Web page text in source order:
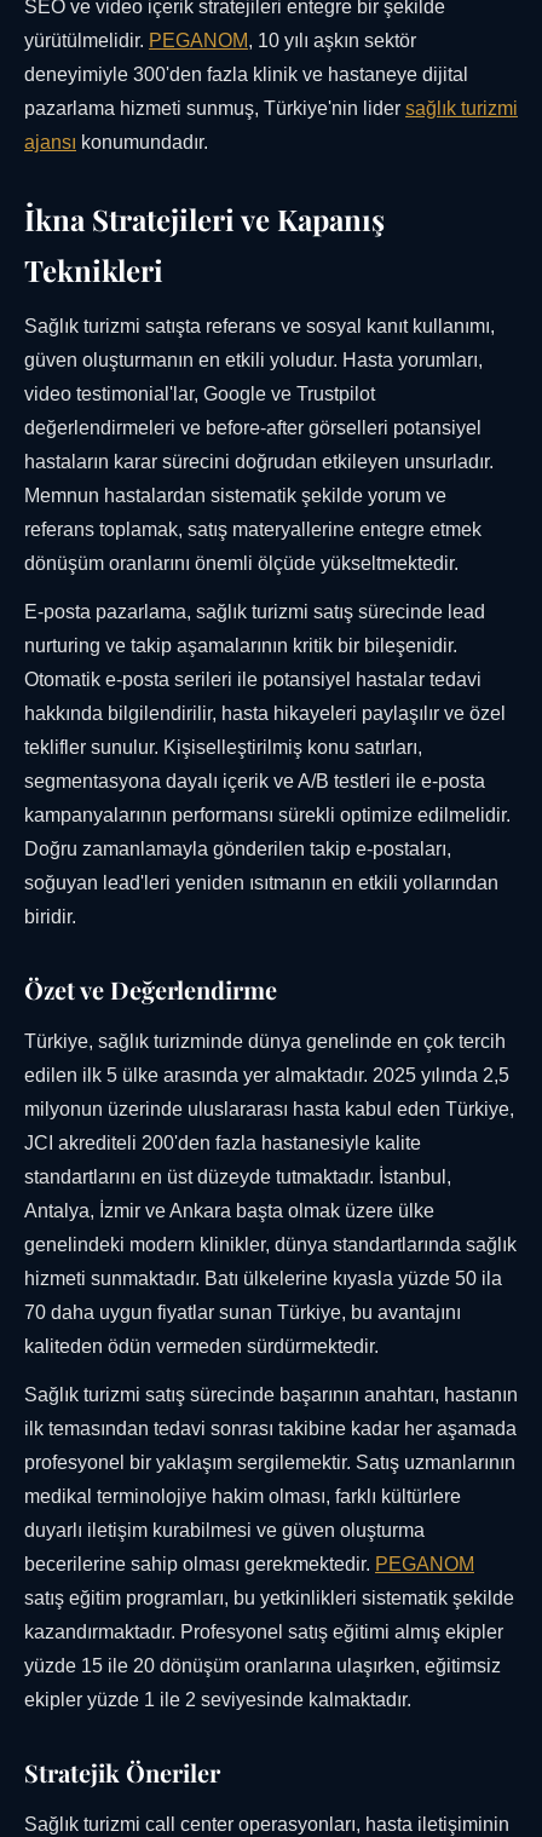
SEO ve video içerik stratejileri entegre bir şekilde
yürütülmelidir. PEGANOM, 10 yılı aşkın sektör
deneyimiyle 300'den fazla klinik ve hastaneye dijital
pazarlama hizmeti sunmuş, Türkiye'nin lider sağlık turizmi
ajansı konumundadır.
İkna Stratejileri ve Kapanış
Teknikleri
Sağlık turizmi satışta referans ve sosyal kanıt kullanımı,
güven oluşturmanın en etkili yoludur. Hasta yorumları,
video testimonial'lar, Google ve Trustpilot
değerlendirmeleri ve before-after görselleri potansiyel
hastaların karar sürecini doğrudan etkileyen unsurladır.
Memnun hastalardan sistematik şekilde yorum ve
referans toplamak, satış materyallerine entegre etmek
dönüşüm oranlarını önemli ölçüde yükseltmektedir.
E-posta pazarlama, sağlık turizmi satış sürecinde lead
nurturing ve takip aşamalarının kritik bir bileşenidir.
Otomatik e-posta serileri ile potansiyel hastalar tedavi
hakkında bilgilendirilir, hasta hikayeleri paylaşılır ve özel
teklifler sunulur. Kişiselleştirilmiş konu satırları,
segmentasyona dayalı içerik ve A/B testleri ile e-posta
kampanyalarının performansı sürekli optimize edilmelidir.
Doğru zamanlamayla gönderilen takip e-postaları,
soğuyan lead'leri yeniden ısıtmanın en etkili yollarından
biridir.
Özet ve Değerlendirme
Türkiye, sağlık turizminde dünya genelinde en çok tercih
edilen ilk 5 ülke arasında yer almaktadır. 2025 yılında 2,5
milyonun üzerinde uluslararası hasta kabul eden Türkiye,
JCI akrediteli 200'den fazla hastanesiyle kalite
standartlarını en üst düzeyde tutmaktadır. İstanbul,
Antalya, İzmir ve Ankara başta olmak üzere ülke
genelindeki modern klinikler, dünya standartlarında sağlık
hizmeti sunmaktadır. Batı ülkelerine kıyasla yüzde 50 ila
70 daha uygun fiyatlar sunan Türkiye, bu avantajını
kaliteden ödün vermeden sürdürmektedir.
Sağlık turizmi satış sürecinde başarının anahtarı, hastanın
ilk temasından tedavi sonrası takibine kadar her aşamada
profesyonel bir yaklaşım sergilemektir. Satış uzmanlarının
medikal terminolojiye hakim olması, farklı kültürlere
duyarlı iletişim kurabilmesi ve güven oluşturma
becerilerine sahip olması gerekmektedir. PEGANOM
satış eğitim programları, bu yetkinlikleri sistematik şekilde
kazandırmaktadır. Profesyonel satış eğitimi almış ekipler
yüzde 15 ile 20 dönüşüm oranlarına ulaşırken, eğitimsiz
ekipler yüzde 1 ile 2 seviyesinde kalmaktadır.
Stratejik Öneriler
Sağlık turizmi call center operasyonları, hasta iletişiminin